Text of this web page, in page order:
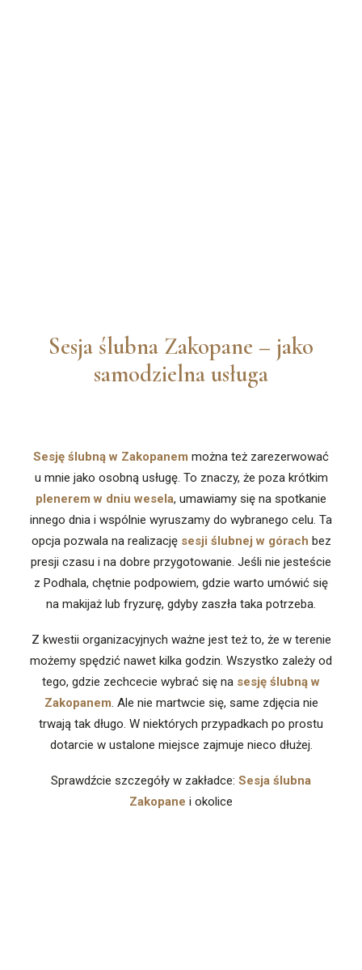
Sesja ślubna Zakopane – jako
samodzielna usługa
Sesję ślubną w Zakopanem można też zarezerwować
u mnie jako osobną usługę. To znaczy, że poza krótkim
plenerem w dniu wesela, umawiamy się na spotkanie
innego dnia i wspólnie wyruszamy do wybranego celu. Ta
opcja pozwala na realizację sesji ślubnej w górach bez
presji czasu i na dobre przygotowanie. Jeśli nie jesteście
z Podhala, chętnie podpowiem, gdzie warto umówić się
na makijaż lub fryzurę, gdyby zaszła taka potrzeba.
Z kwestii organizacyjnych ważne jest też to, że w terenie
możemy spędzić nawet kilka godzin. Wszystko zależy od
tego, gdzie zechcecie wybrać się na sesję ślubną w
Zakopanem. Ale nie martwcie się, same zdjęcia nie
trwają tak długo. W niektórych przypadkach po prostu
dotarcie w ustalone miejsce zajmuje nieco dłużej.
Sprawdźcie szczegóły w zakładce: Sesja ślubna
Zakopane i okolice